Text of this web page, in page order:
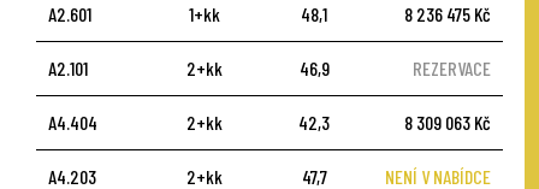
A2.601 1+kk 48,1 8 236 475 Kč
A2.101 2+kk 46,9 REZERVACE
A4.404 2+kk 42,3 8 309 063 Kč
A4.203 2+kk 47,7 NENÍ V NABÍDCE